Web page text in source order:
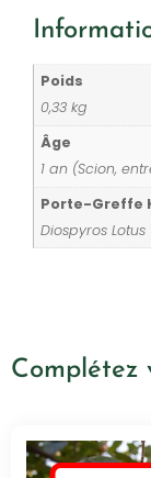
Poids
0,33 kg
Âge
1 an (Scion,
Porte-Greffe
Diospyros Lotus
Complétez